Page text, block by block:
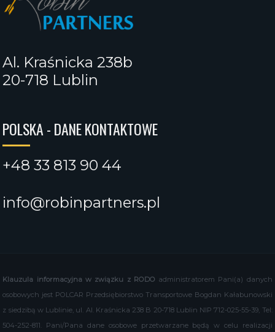
Al. Kraśnicka 238b
20-718 Lublin
POLSKA - DANE KONTAKTOWE
+48 33 813 90 44
info@robinpartners.pl
Klauzula informacyjna w związku z RODO administratorem Pani(a) danych
osobowych jest POLCAR Przedsiębiorstwo Transportowe Bogdan Kałabunowski
z siedzibą w Lublinie, ul. Al. Kraśnicka 238 B 20-718 Lublin NIP 712-025-55-39, Tel:
504-252-811. Pani/Pana dane osobowe przetwarzane będą w celu realizacji